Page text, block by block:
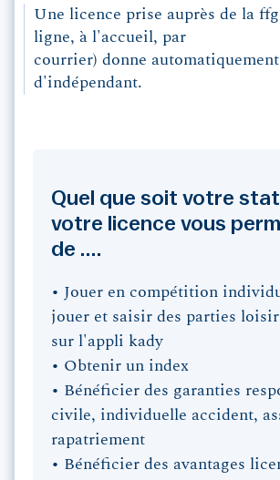
Une licence prise auprès de la
ligne, à l'accueil, par
courrier) donne
d'indépendant.
Quel que soit votre
votre licence vous
de ....
• Jouer en compétition
jouer et saisir des parties
sur l'appli kady
• Obtenir un index
• Bénéficier des garanties
civile, individuelle accident,
rapatriement
• Bénéficier des avantages